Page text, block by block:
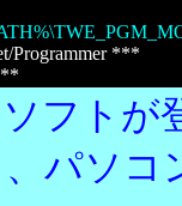
Programmer ***
フトが
パソコ